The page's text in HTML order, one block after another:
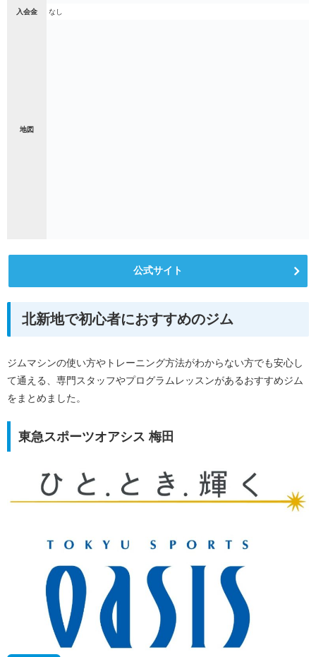
入会金 なし
地図
公式サイト
北新地で初心者におすすめのジム
ジムマシンの使い方やトレーニング方法がわからない方でも安心し
て通える、専門スタッフやプログラムレッスンがあるおすすめジム
をまとめました。
東急スポーツオアシス 梅田